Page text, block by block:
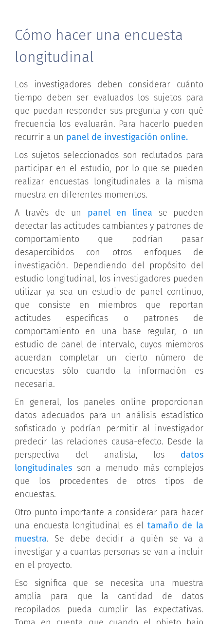
Cómo hacer una encuesta
longitudinal
Los investigadores deben considerar cuánto
tiempo deben ser evaluados los sujetos para
que puedan responder sus pregunta y con qué
frecuencia los evaluarán. Para hacerlo pueden
recurrir a un panel de investigación online.
Los sujetos seleccionados son reclutados para
participar en el estudio, por lo que se pueden
realizar encuestas longitudinales a la misma
muestra en diferentes momentos.
A través de un panel en línea se pueden
detectar las actitudes cambiantes y patrones de
comportamiento que podrían pasar
desapercibidos con otros enfoques de
investigación. Dependiendo del propósito del
estudio longitudinal, los investigadores pueden
utilizar ya sea un estudio de panel continuo,
que consiste en miembros que reportan
actitudes específicas o patrones de
comportamiento en una base regular, o un
estudio de panel de intervalo, cuyos miembros
acuerdan completar un cierto número de
encuestas sólo cuando la información es
necesaria.
En general, los paneles online proporcionan
datos adecuados para un análisis estadístico
sofisticado y podrían permitir al investigador
predecir las relaciones causa-efecto. Desde la
perspectiva del analista, los datos
longitudinales son a menudo más complejos
que los procedentes de otros tipos de
encuestas.
Otro punto importante a considerar para hacer
una encuesta longitudinal es el tamaño de la
muestra. Se debe decidir a quién se va a
investigar y a cuantas personas se van a incluir
en el proyecto.
Eso significa que se necesita una muestra
amplia para que la cantidad de datos
recopilados pueda cumplir las expectativas.